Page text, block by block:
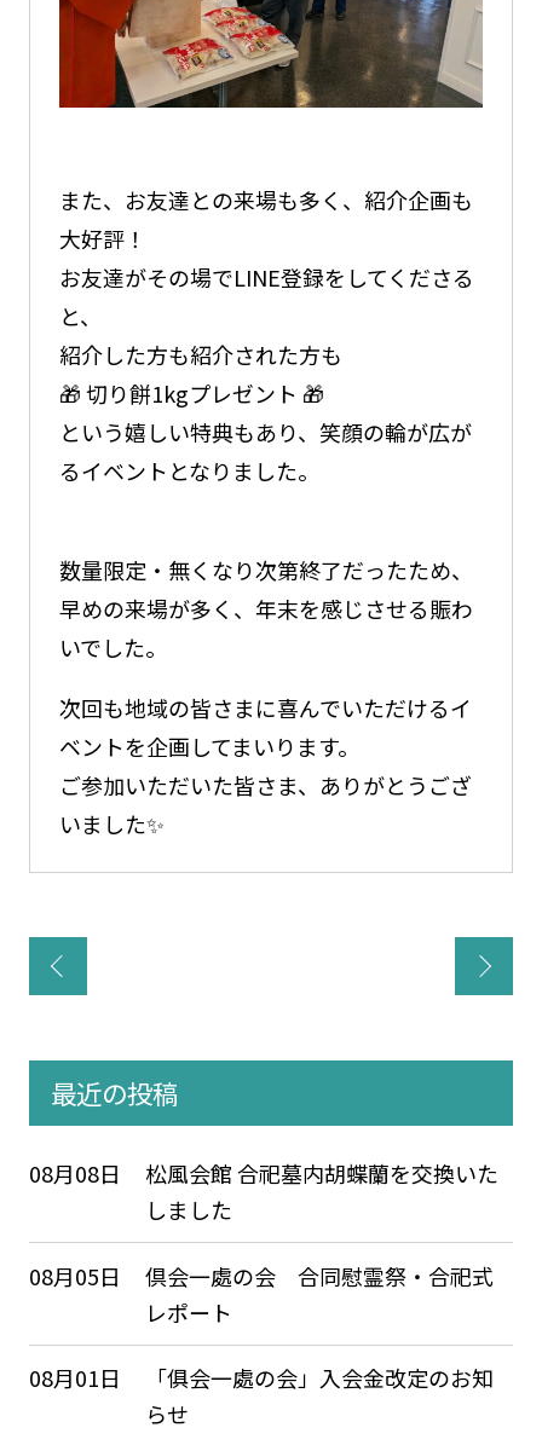
また、お友達との来場も多く、紹介企画も
大好評！
お友達がその場でLINE登録をしてくださる
と、
紹介した方も紹介された方も
🎁切り餅1kgプレゼント 🎁
という嬉しい特典もあり、笑顔の輪が広が
るイベントとなりました。
数量限定・無くなり次第終了だったため、
早めの来場が多く、年末を感じさせる賑わ
いでした。
次回も地域の皆さまに喜んでいただけるイ
ベントを企画してまいります。
ご参加いただいた皆さま、ありがとうござ
いました✨
最近の投稿
08月08日
松風会館 合祀墓内胡蝶蘭を交換いた
しました
08月05日
倶会一處の会 合同慰霊祭・合祀式
レポート
08月01日
「俱会一處の会」入会金改定のお知
らせ